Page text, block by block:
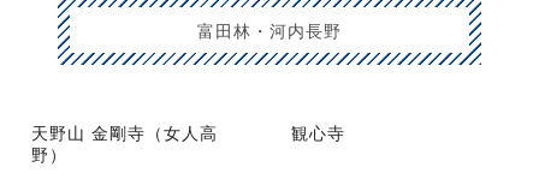
富田林・河内長野
天野山 金剛寺（女人高
野）
観心寺